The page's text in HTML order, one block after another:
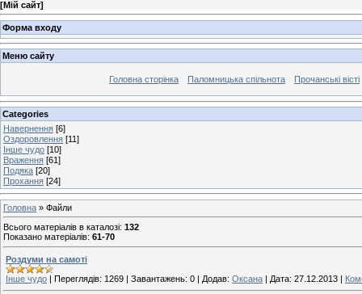
[Мій сайт]
Форма входу
Меню сайту
Головна сторінка Паломницька спільнота Прочанські вісті
Categories
Навернення [6]
Оздоровлення [11]
Інше чудо [10]
Враження [61]
Подяка [20]
Прохання [24]
Головна » Файли
Всього матеріалів в каталозі: 132
Показано матеріалів: 61-70
Роздуми на самоті
Інше чудо | Переглядів: 1269 | Завантажень: 0 | Додав: Оксана | Дата: 27.12.2013 |